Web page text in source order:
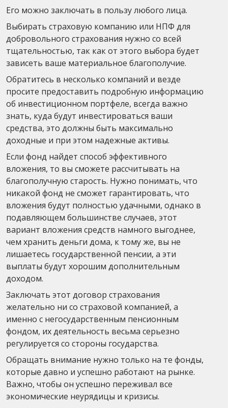
Его можно заключать в пользу любого лица.
Выбирать страховую компанию или НПФ для
добровольного страхования нужно со всей
тщательностью, так как от этого выбора будет
зависеть ваше материальное благополучие.
Обратитесь в несколько компаний и везде
просите предоставить подробную информацию
об инвестиционном портфеле, всегда важно
знать, куда будут инвестироваться ваши
средства, это должны быть максимально
доходные и при этом надежные активы.
Если фонд найдет способ эффективного
вложения, то вы сможете рассчитывать на
благополучную старость. Нужно понимать, что
никакой фонд не сможет гарантировать, что
вложения будут полностью удачными, однако в
подавляющем большинстве случаев, этот
вариант вложения средств намного выгоднее,
чем хранить деньги дома, к тому же, вы не
лишаетесь государственной пенсии, а эти
выплаты будут хорошим дополнительным
доходом.
Заключать этот договор страхования
желательно ни со страховой компанией, а
именно с негосударственным пенсионным
фондом, их деятельность весьма серьезно
регулируется со стороны государства.
Обращать внимание нужно только на те фонды,
которые давно и успешно работают на рынке.
Важно, чтобы он успешно переживал все
экономические неурядицы и кризисы.